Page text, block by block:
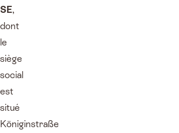
SE,
dont
le
siège
social
est
situé
Königinstraße